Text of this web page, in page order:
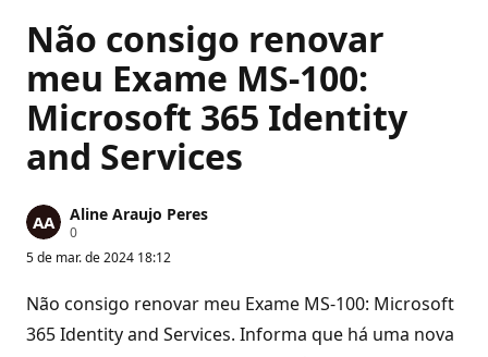
Não consigo renovar
meu Exame MS-100:
Microsoft 365 Identity
and Services
Aline Araujo Peres
0P
n
o
s
d
e
5 de mar. de 2024 18:12
Não consigo renovar meu Exame MS-100: Microsoft
365 Identity and Services. Informa que há uma nova